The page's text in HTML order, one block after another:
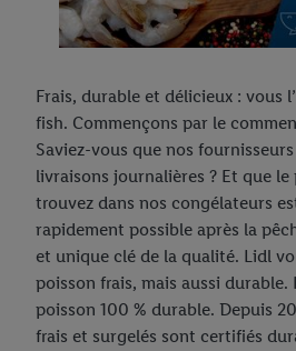
Frais, durable et délicieux : vous
fish. Commençons par le
Saviez-vous que nos
livraisons journalières ? Et que le
trouvez dans nos congélateurs
rapidement possible après la
et unique clé de la qualité. Lidl
poisson frais, mais aussi durable.
poisson 100 % durable. Depuis
frais et surgelés sont certifiés